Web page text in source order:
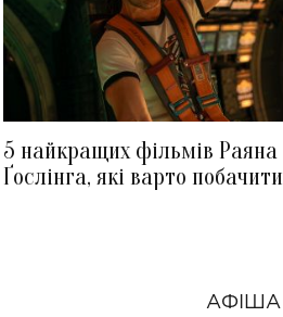
5 найкращих фільмів Раяна
Ґослінга, які варто побачити
АФІША